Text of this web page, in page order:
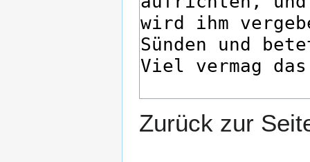
Zurück zur